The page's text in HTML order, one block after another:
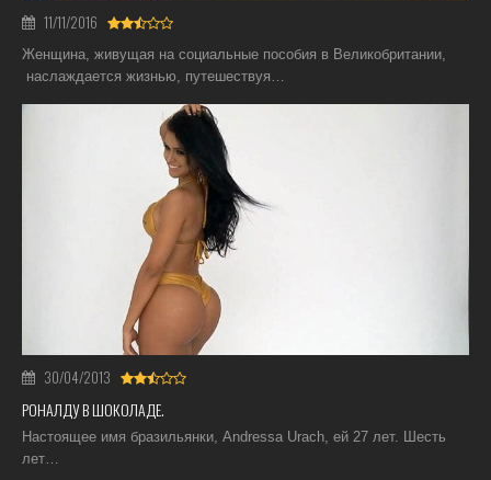
11/11/2016
Женщина, живущая на социальные пособия в Великобритании,
наслаждается жизнью, путешествуя…
30/04/2013
РОНАЛДУ В ШОКОЛАДЕ.
Настоящее имя бразильянки, Andressa Urach, ей 27 лет. Шесть
лет…